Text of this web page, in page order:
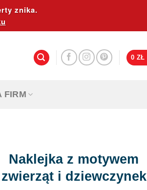
znika.
0 ZŁ
FIRM
Naklejka z motywem
zwierząt i dziewczynek